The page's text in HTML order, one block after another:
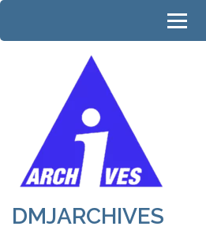
Aller
contenu
DMJARCHIVES